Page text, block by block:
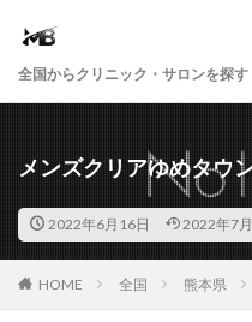
全国からクリニック・サロンを探す
メンズクリアゆめタウ
2022年6月16日 2022年7
HOME 全国 熊本県